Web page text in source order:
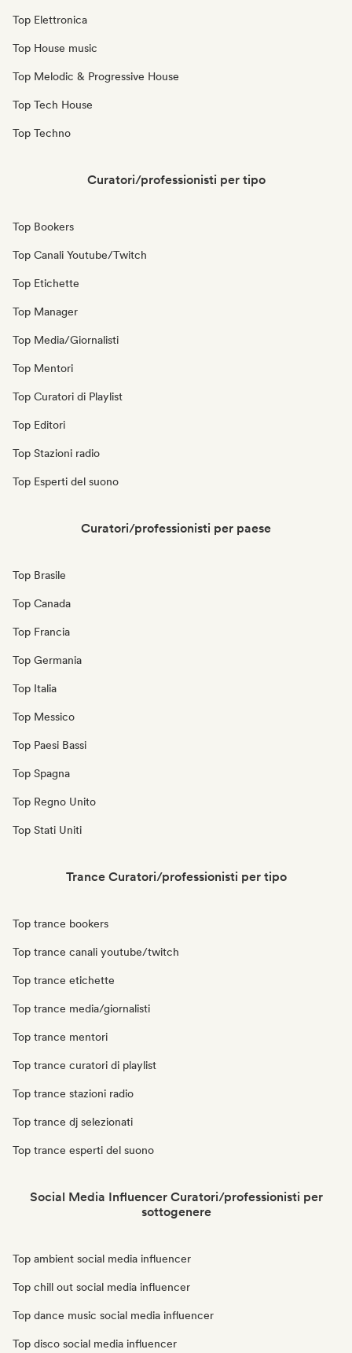
Top Elettronica
Top House music
Top Melodic & Progressive House
Top Tech House
Top Techno
Curatori/professionisti per tipo
Top Bookers
Top Canali Youtube/Twitch
Top Etichette
Top Manager
Top Media/Giornalisti
Top Mentori
Top Curatori di Playlist
Top Editori
Top Stazioni radio
Top Esperti del suono
Curatori/professionisti per paese
Top Brasile
Top Canada
Top Francia
Top Germania
Top Italia
Top Messico
Top Paesi Bassi
Top Spagna
Top Regno Unito
Top Stati Uniti
Trance Curatori/professionisti per tipo
Top trance bookers
Top trance canali youtube/twitch
Top trance etichette
Top trance media/giornalisti
Top trance mentori
Top trance curatori di playlist
Top trance stazioni radio
Top trance dj selezionati
Top trance esperti del suono
Social Media Influencer Curatori/professionisti per
sottogenere
Top ambient social media influencer
Top chill out social media influencer
Top dance music social media influencer
Top disco social media influencer